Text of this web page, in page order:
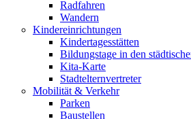
Radfahren
Wandern
Kindereinrichtungen
Kindertagesstätten
Bildungstage in den
Kita-Karte
Stadtelternvertreter
Mobilität & Verkehr
Parken
Baustellen